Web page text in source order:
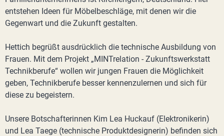
entstehen Ideen für Möbelbeschläge, mit denen wir die
Gegenwart und die Zukunft gestalten.
Hettich begrüßt ausdrücklich die technische Ausbildung von
Frauen. Mit dem Projekt „MINTrelation - Zukunftswerkstatt
Technikberufe“ wollen wir jungen Frauen die Möglichkeit
geben, Technikberufe besser kennenzulernen und sich für
diese zu begeistern.
Unsere Botschafterinnen Kim Lea Huckauf (Elektronikerin)
und Lea Taege (technische Produktdesignerin) befinden sich